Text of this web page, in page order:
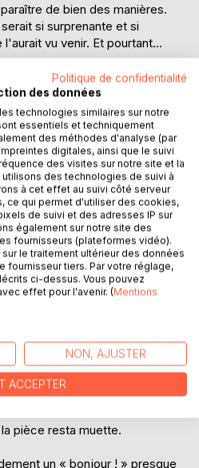
de bien des manières.
si surprenante et si
vu venir. Et pourtant...
d'ophtalmologie, sans se
quinze secondes seulement
manifestation de l'Événement.
dans un premier temps, nous
et bouleverser sa propre
Par « conclure l'Histoire
de l'existence
de routine, Lucien fut
et une dame âgée. Elles
pièce resta muette.
un « bonjour ! » presque
Politique de confidentialité
des données
technologies similaires sur notre
essentiels et techniquement
des méthodes d'analyse (par
digitales, ainsi que le suivi
des visites sur notre site et la
des technologies de suivi à
à cet effet au suivi côté serveur
ce qui permet d'utiliser des cookies,
de suivi et des adresses IP sur
également sur notre site des
fournisseurs (plateformes vidéo).
le traitement ultérieur des données
fournisseur tiers. Par votre réglage,
ci-dessus. Vous pouvez
effet pour l'avenir. (Mentions
NON, AJUSTER
ACCEPTER